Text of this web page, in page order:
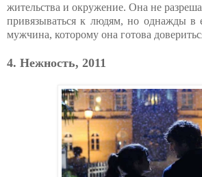
жительства и окружение. Она не
привязываться к людям, но однажды в
мужчина, которому она готова
4. Нежность, 2011